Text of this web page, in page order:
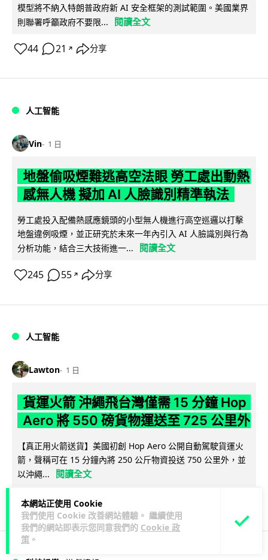
本網站正使用 Cookie
我們使用 Cookie 改善網站體驗。 繼續使用
我們的網站即表示您同意我們的 Cookie 政
策 。
模型將不納入特朗普政府新 AI 安全框架的測試範圍。美國業界
則聯署呼籲政府不要限...
閱讀全文
44 21 ↗ 分享
人工智能
Vin 1 日
地盤偷吸煙難逃高空法眼 勞工處出動熱
感無人機 擬加 AI 人臉識別精準執法
勞工處投入配備熱感應鏡頭的小型無人機進行高空巡邏以打擊
地盤違例吸煙，並正研究於未來一年內引入 AI 人臉識別與行為
分析功能，結合三大技術進一...
閱讀全文
245 55 ↗ 分享
人工智能
Lawton 1 日
貨運火箭 沖繩飛台灣僅需 15 分鐘 Hop
Aero 將 550 磅貨物運送至 725 公里外
【真正用火箭送貨】美國初創 Hop Aero 公開自動駕駛貨運火
箭，聲稱可在 15 分鐘內將 250 公斤物資投送 750 公里外，並
以沖繩...
閱讀全文
52 6↗ 分享